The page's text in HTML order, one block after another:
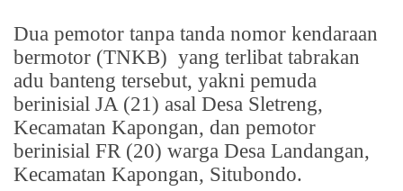
Dua pemotor tanpa tanda nomor kendaraan
bermotor (TNKB) yang terlibat tabrakan
adu banteng tersebut, yakni pemuda
berinisial JA (21) asal Desa Sletreng,
Kecamatan Kapongan, dan pemotor
berinisial FR (20) warga Desa Landangan,
Kecamatan Kapongan, Situbondo.